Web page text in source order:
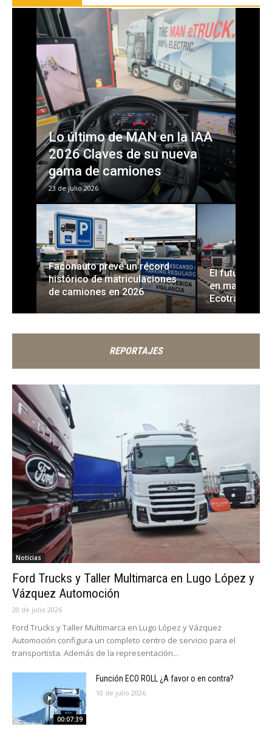
CAMIONES
Lo último de MAN en la IAA
2026 Claves de su nueva
gama de camiones
23 de julio 2026
DESTACADOS
Faconauto prevé un récord
histórico de matriculaciones
de camiones en 2026
DESTACADOS
El futuro del
en marcha y
REPORTAJES
Noticias
Ford Trucks y Taller Multimarca en Lugo López y
Vázquez Automoción
20 de julio 2026
Ford Trucks y Taller Multimarca en Lugo López y Vázquez
Automoción configura un completo centro de servicio para el
transportista. Además de la representación...
00:07:39
Función ECO ROLL ¿A favor o en contra?
10 de julio 2026